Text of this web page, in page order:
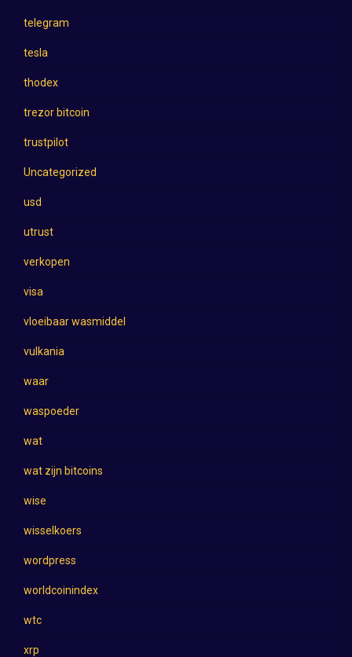
telegram
tesla
thodex
trezor bitcoin
trustpilot
Uncategorized
usd
utrust
verkopen
visa
vloeibaar wasmiddel
vulkania
waar
waspoeder
wat
wat zijn bitcoins
wise
wisselkoers
wordpress
worldcoinindex
wtc
xrp